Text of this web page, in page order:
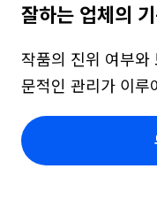
잘하는 업체의
작품의 진위 여부와
문적인 관리가 이루